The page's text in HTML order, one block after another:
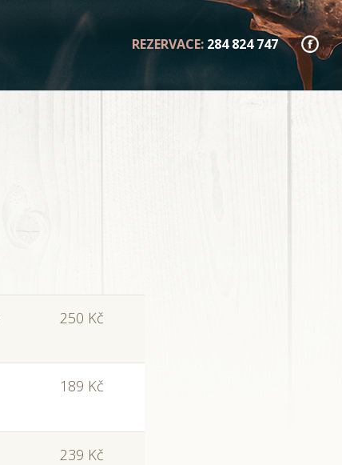
REZERVACE: 284 824 747
250 Kč
189 Kč
239 Kč